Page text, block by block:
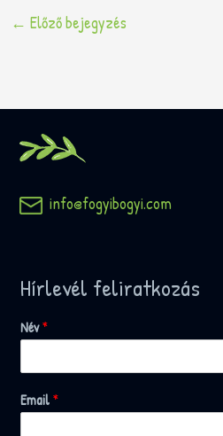
← Előző bejegyzés
info@fogyibogyi.com
Hírlevél feliratkozás
Név*
Email*